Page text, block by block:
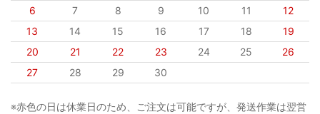
6
7 8 9 10 11
12
13
14 15 16 17 18
19
20
21 22 23 24 25
26
27
28 29 30
※赤色の日は休業日のため、ご注文は可能ですが、発送作業は翌営